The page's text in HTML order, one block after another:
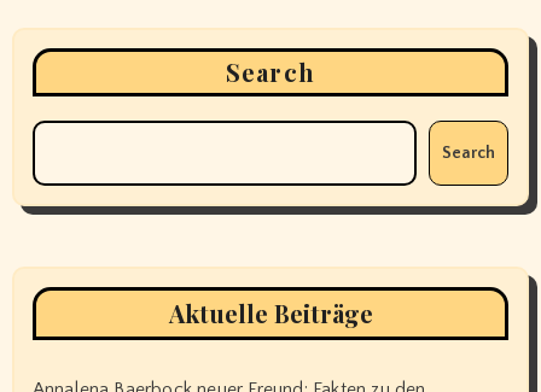
Search
Search
Aktuelle Beiträge